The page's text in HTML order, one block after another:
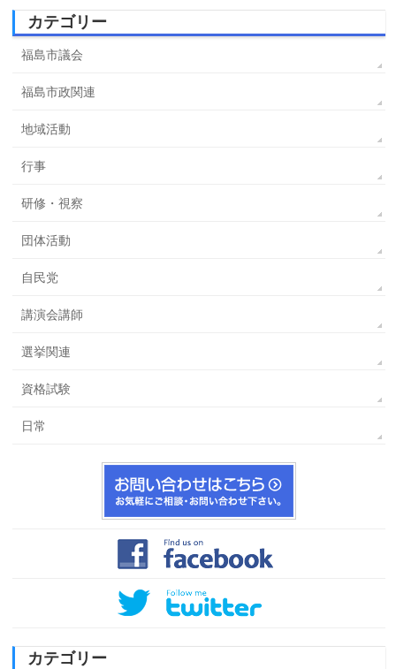
カテゴリー
福島市議会
福島市政関連
地域活動
行事
研修・視察
団体活動
自民党
講演会講師
選挙関連
資格試験
日常
カテゴリー